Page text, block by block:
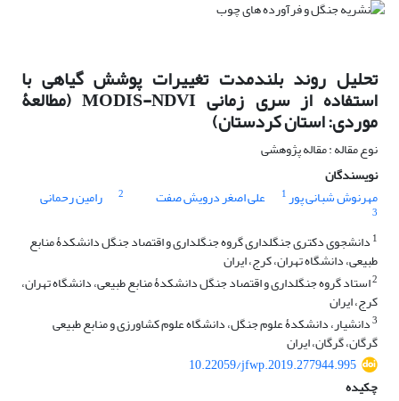
تحلیل روند بلندمدت تغییرات پوشش گیاهی با
استفاده از سری زمانی MODIS-NDVI (مطالعۀ
موردی: استان کردستان)
نوع مقاله : مقاله پژوهشی
نویسندگان
مهرنوش شبانی پور1 علی اصغر درویش صفت 2 رامین رحمانی
3
1 دانشجوی دکتری جنگلداری گروه جنگلداری و اقتصاد جنگل دانشکدۀ منابع
طبیعی، دانشگاه تهران، کرج، ایران
2استاد گروه جنگلداری و اقتصاد جنگل دانشکدۀ منابع طبیعی، دانشگاه تهران،
کرج، ایران
3دانشیار، دانشکدۀ علوم جنگل، دانشگاه علوم کشاورزی و منابع طبیعی
گرگان، گرگان، ایران
10.22059/jfwp.2019.277944.995
چکیده